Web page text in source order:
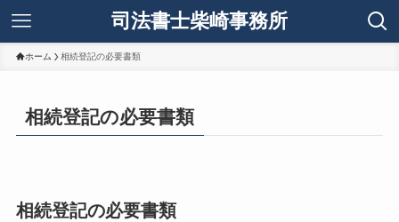
司法書士柴崎事務所
ホーム 相続登記の必要書類
相続登記の必要書類
相続登記の必要書類